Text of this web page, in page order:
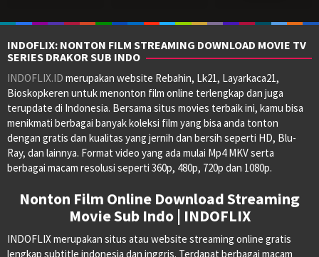
INDOFLIX: NONTON FILM STREAMING DOWNLOAD MOVIE TV
SERIES DRAKOR SUB INDO
INDOFLIX.ID merupakan website Rebahin, Lk21, Layarkaca21,
Bioskopkeren untuk menonton film online terlengkap dan juga
terupdate di Indonesia. Bersama situs movies terbaik ini, kamu bisa
menikmati berbagai banyak koleksi film yang bisa anda tonton
dengan gratis dan kualitas yang jernih dan bersih seperti HD, Blu-
Ray, dan lainnya. Format video yang ada mulai Mp4 MKV serta
berbagai macam resolusi seperti 360p, 480p, 720p dan 1080p.
Nonton Film Online Download Streaming
Movie Sub Indo | INDOFLIX
INDOFLIX merupakan situs atau website streaming online gratis
lengkap subtitle indonesia dan inggris. Terdapat berbagai macam